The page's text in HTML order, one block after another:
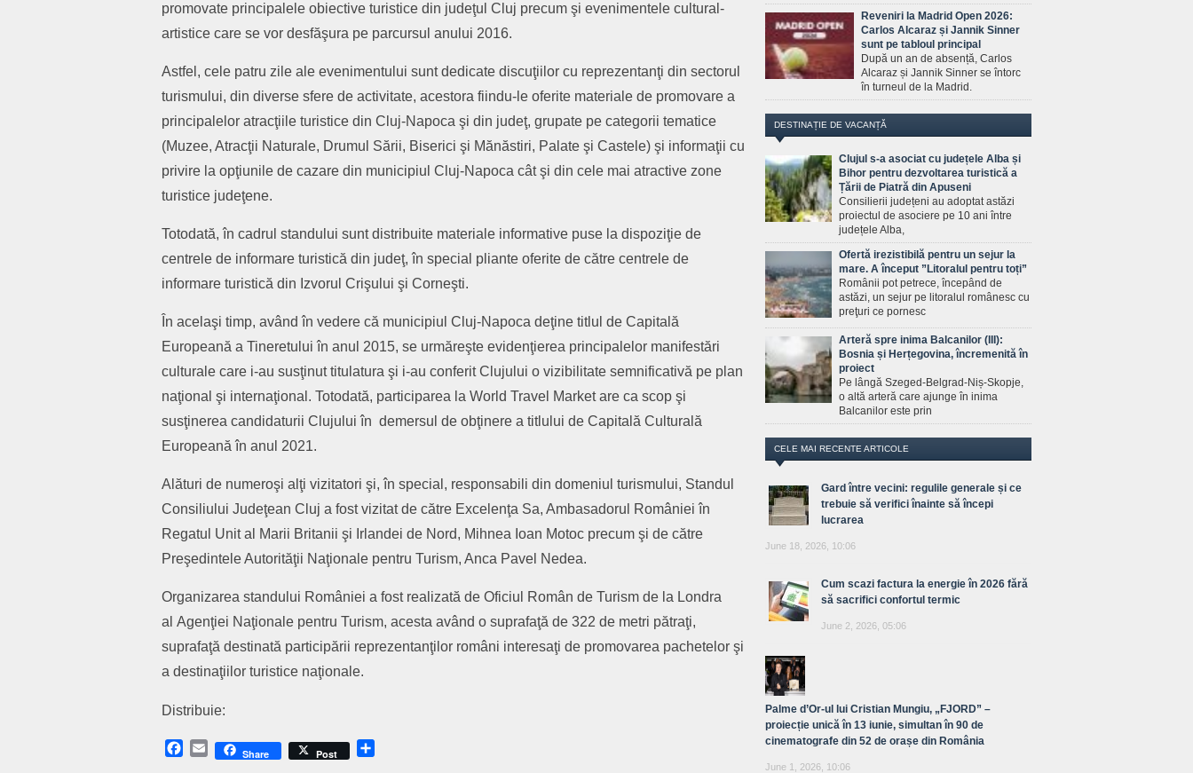
promovate principalele obiective turistice din judeţul Cluj precum şi evenimentele cultural-
artistice care se vor desfăşura pe parcursul anului 2016.
Astfel, cele patru zile ale evenimentului sunt dedicate discuţiilor cu reprezentanţi din sectorul
turismului, din diverse sfere de activitate, acestora fiindu-le oferite materiale de promovare a
principalelor atracţiile turistice din Cluj-Napoca şi din judeţ, grupate pe categorii tematice
(Muzee, Atracţii Naturale, Drumul Sării, Biserici şi Mănăstiri, Palate şi Castele) şi informaţii cu
privire la opţiunile de cazare din municipiul Cluj-Napoca cât şi din cele mai atractive zone
turistice judeţene.
Totodată, în cadrul standului sunt distribuite materiale informative puse la dispoziţie de
centrele de informare turistică din judeţ, în special pliante oferite de către centrele de
informare turistică din Izvorul Crişului şi Corneşti.
În acelaşi timp, având în vedere că municipiul Cluj-Napoca deţine titlul de Capitală
Europeană a Tineretului în anul 2015, se urmăreşte evidenţierea principalelor manifestări
culturale care i-au susţinut titulatura şi i-au conferit Clujului o vizibilitate semnificativă pe plan
naţional şi internaţional. Totodată, participarea la World Travel Market are ca scop şi
susţinerea candidaturii Clujului în demersul de obţinere a titlului de Capitală Culturală
Europeană în anul 2021.
Alături de numeroşi alţi vizitatori şi, în special, responsabili din domeniul turismului, Standul
Consiliului Judeţean Cluj a fost vizitat de către Excelenţa Sa, Ambasadorul României în
Regatul Unit al Marii Britanii şi Irlandei de Nord, Mihnea Ioan Motoc precum şi de către
Preşedintele Autorităţii Naţionale pentru Turism, Anca Pavel Nedea.
Organizarea standului României a fost realizată de Oficiul Român de Turism de la Londra
al Agenţiei Naţionale pentru Turism, acesta având o suprafaţă de 322 de metri pătraţi,
suprafaţă destinată participării reprezentanţilor români interesaţi de promovarea pachetelor şi
a destinaţiilor turistice naţionale.
Distribuie:
Facebook
EmailShare Post
Reveniri la Madrid Open 2026:
Carlos Alcaraz și Jannik Sinner
sunt pe tabloul principal
După un an de absență, Carlos
Alcaraz și Jannik Sinner se întorc
în turneul de la Madrid.
DESTINAȚIE DE VACANȚĂ
Clujul s-a asociat cu județele Alba și
Bihor pentru dezvoltarea turistică a
Țării de Piatră din Apuseni
Consilierii județeni au adoptat astăzi
proiectul de asociere pe 10 ani între
județele Alba,
Ofertă irezistibilă pentru un sejur la
mare. A început ”Litoralul pentru toți”
Românii pot petrece, începând de
astăzi, un sejur pe litoralul românesc cu
preţuri ce pornesc
Arteră spre inima Balcanilor (III):
Bosnia și Herțegovina, încremenită în
proiect
Pe lângă Szeged-Belgrad-Niș-Skopje,
o altă arteră care ajunge în inima
Balcanilor este prin
CELE MAI RECENTE ARTICOLE
Gard între vecini: regulile generale și ce
trebuie să verifici înainte să începi
lucrarea
June 18, 2026, 10:06
Cum scazi factura la energie în 2026 fără
să sacrifici confortul termic
June 2, 2026, 05:06
Palme d’Or-ul lui Cristian Mungiu, „FJORD” –
proiecție unică în 13 iunie, simultan în 90 de
cinematografe din 52 de orașe din România
June 1, 2026, 10:06